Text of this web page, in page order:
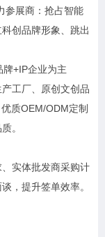
参展商：抢占智能
创品牌形象、跳出
+IP企业为主
工厂、原创文创品
质OEM/ODM定制
。
实体批发商采购计
，提升签单效率。